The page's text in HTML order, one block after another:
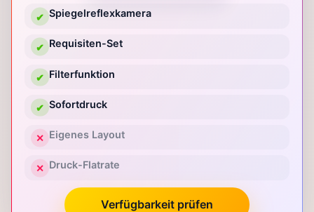
✔ Spiegelreflexkamera
✔ Requisiten-Set
✔ Filterfunktion
✔ Sofortdruck
✕ Eigenes Layout
✕ Druck-Flatrate
Verfügbarkeit prüfen